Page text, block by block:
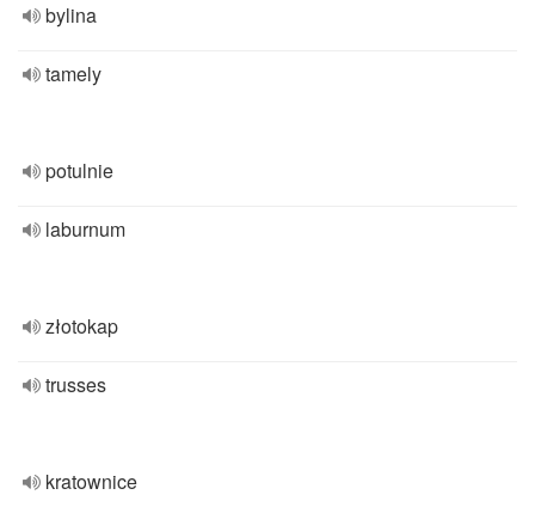
bylina
tamely
potulnie
laburnum
złotokap
trusses
kratownice